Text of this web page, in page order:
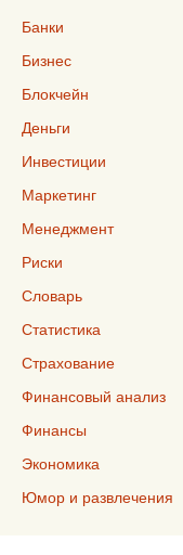
Банки
Бизнес
Блокчейн
Деньги
Инвестиции
Маркетинг
Менеджмент
Риски
Словарь
Статистика
Страхование
Финансовый анализ
Финансы
Экономика
Юмор и развлечения